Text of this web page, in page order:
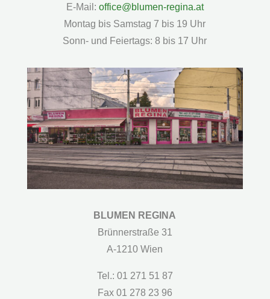
E-Mail: office@blumen-regina.at
Montag bis Samstag 7 bis 19 Uhr
Sonn- und Feiertags: 8 bis 17 Uhr
BLUMEN REGINA
Brünnerstraße 31
A-1210 Wien
Tel.: 01 271 51 87
Fax 01 278 23 96